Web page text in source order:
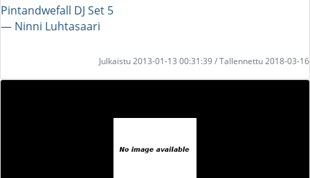
Pintandwefall DJ Set 5
― Ninni Luhtasaari
Julkaistu 2013-01-13 00:31:39 / Tallennettu 2018-03-16